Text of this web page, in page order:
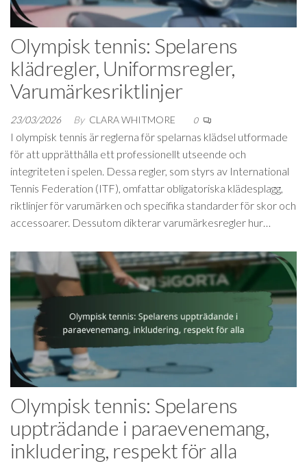
Olympisk tennis: Spelarens
klädregler, Uniformsregler,
Varumärkesriktlinjer
23/03/2026 By CLARA WHITMORE 0
I olympisk tennis är reglerna för spelarnas klädsel utformade
för att upprätthålla ett professionellt utseende och
integriteten i spelen. Dessa regler, som styrs av International
Tennis Federation (ITF), omfattar obligatoriska klädesplagg,
riktlinjer för varumärken och specifika standarder för skor och
accessoarer. Dessutom dikterar varumärkesregler hur…
Olympisk tennis: Spelarens
uppträdande i paraevenemang,
inkludering, respekt för alla